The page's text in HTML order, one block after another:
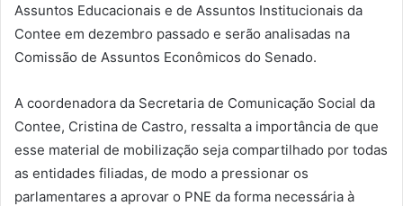
Assuntos Educacionais e de Assuntos Institucionais da
Contee em dezembro passado e serão analisadas na
Comissão de Assuntos Econômicos do Senado.
A coordenadora da Secretaria de Comunicação Social da
Contee, Cristina de Castro, ressalta a importância de que
esse material de mobilização seja compartilhado por todas
as entidades filiadas, de modo a pressionar os
parlamentares a aprovar o PNE da forma necessária à